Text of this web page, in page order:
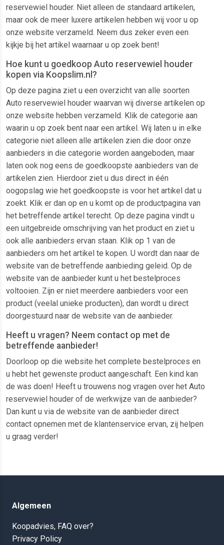
reservewiel houder. Niet alleen de standaard artikelen,
maar ook de meer luxere artikelen hebben wij voor u op
onze website verzameld. Neem dus zeker even een
kijkje bij het artikel waarnaar u op zoek bent!
Hoe kunt u goedkoop Auto reservewiel houder
kopen via Koopslim.nl?
Op deze pagina ziet u een overzicht van alle soorten
Auto reservewiel houder waarvan wij diverse artikelen op
onze website hebben verzameld. Klik de categorie aan
waarin u op zoek bent naar een artikel. Wij laten u in elke
categorie niet alleen alle artikelen zien die door onze
aanbieders in die categorie worden aangeboden, maar
laten ook nog eens de goedkoopste aanbieders van de
artikelen zien. Hierdoor ziet u dus direct in één
oogopslag wie het goedkoopste is voor het artikel dat u
zoekt. Klik er dan op en u komt op de productpagina van
het betreffende artikel terecht. Op deze pagina vindt u
een uitgebreide omschrijving van het product en ziet u
ook alle aanbieders ervan staan. Klik op 1 van de
aanbieders om het artikel te kopen. U wordt dan naar de
website van de betreffende aanbieding geleid. Op de
website van de aanbieder kunt u het bestelproces
voltooien. Zijn er niet meerdere aanbieders voor een
product (veelal unieke producten), dan wordt u direct
doorgestuurd naar de website van de aanbieder.
Heeft u vragen? Neem contact op met de
betreffende aanbieder!
Doorloop op die website het complete bestelproces en
u hebt het gewenste product aangeschaft. Een kind kan
de was doen! Heeft u trouwens nog vragen over het Auto
reservewiel houder of de werkwijze van de aanbieder?
Dan kunt u via de website van de aanbieder direct
contact opnemen met de klantenservice ervan, zij helpen
u graag verder!
Algemeen
Koopadvies, FAQ over?
Privacy Policy